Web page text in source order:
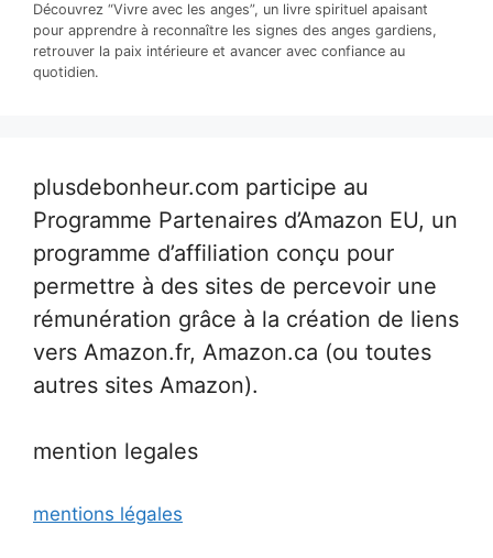
Découvrez “Vivre avec les anges”, un livre spirituel apaisant
pour apprendre à reconnaître les signes des anges gardiens,
retrouver la paix intérieure et avancer avec confiance au
quotidien.
plusdebonheur.com participe au
Programme Partenaires d’Amazon EU, un
programme d’affiliation conçu pour
permettre à des sites de percevoir une
rémunération grâce à la création de liens
vers Amazon.fr, Amazon.ca (ou toutes
autres sites Amazon).
mention legales
mentions légales